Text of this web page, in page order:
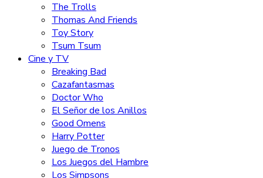
The Trolls
Thomas And Friends
Toy Story
Tsum Tsum
Cine y TV
Breaking Bad
Cazafantasmas
Doctor Who
El Señor de los Anillos
Good Omens
Harry Potter
Juego de Tronos
Los Juegos del Hambre
Los Simpsons